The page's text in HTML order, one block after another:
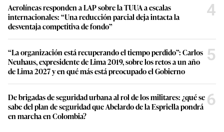
Aerolíneas responden a LAP sobre la TUUA a escalas
internacionales: “Una reducción parcial deja intacta la
desventaja competitiva de fondo”
4
“La organización está recuperando el tiempo perdido”: Carlos
Neuhaus, expresidente de Lima 2019, sobre los retos a un año
de Lima 2027 y en qué más está preocupado el Gobierno
5
De brigadas de seguridad urbana al rol de los militares: ¿qué se
sabe del plan de seguridad que Abelardo de la Espriella pondrá
en marcha en Colombia?
6